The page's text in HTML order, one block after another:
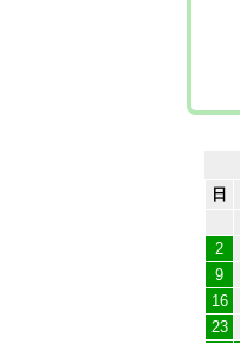
日
2
9
16
23